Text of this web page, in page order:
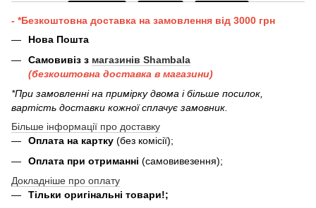
- *Безкоштовна доставка на замовлення від 3000 грн
Нова Пошта
Самовивіз з магазинів Shambala
(безкоштовна доставка в магазини)
*При замовленні на примірку двома і більше посилок,
вартість доставки кожної сплачує замовник.
Більше інформації про доставку
Оплата на картку (без комісії);
Оплата при отриманні (самовивезення);
Докладніше про оплату
Тільки оригінальні товари!;